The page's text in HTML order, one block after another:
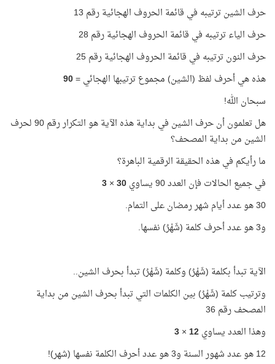
حرف الشين ترتيبه في قائمة الحروف الهجائية رقم 13
حرف الياء ترتيبه في قائمة الحروف الهجائية رقم 28
حرف النون ترتيبه في قائمة الحروف الهجائية رقم 25
هذه هي أحرف لفظ (الشين) مجموع ترتيبها الهجائي =90
سبحان الله!
هل تعلمون أن حرف الشين في بداية هذه الآية هو التكرار رقم 90 لحرف
الشين من بداية المصحف؟
ما رأيكم في هذه الحقيقة الرقمية الباهرة؟
في جميع الحالات فإن العدد 90 يساوي
30
×
3
30 هو عدد أيام شهر رمضان على التمام.
و3 هو عدد أحرف كلمة (شَهْرُ) نفسها.
الآية تبدأ بكلمة (شَهْرُ) وكلمة (شَهْرُ) تبدأ بحرف الشين..
وترتيب كلمة (شَهْرُ) بين الكلمات التي تبدأ بحرف الشين من بداية
المصحف رقم 36
وهذا العدد يساوي12
×
3
12 هو عدد شهور السنة و3 هو عدد أحرف الكلمة نفسها (شهر)!